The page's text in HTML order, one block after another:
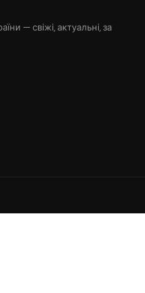
— свіжі, актуальні, за